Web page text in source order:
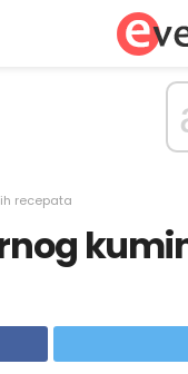
recepata